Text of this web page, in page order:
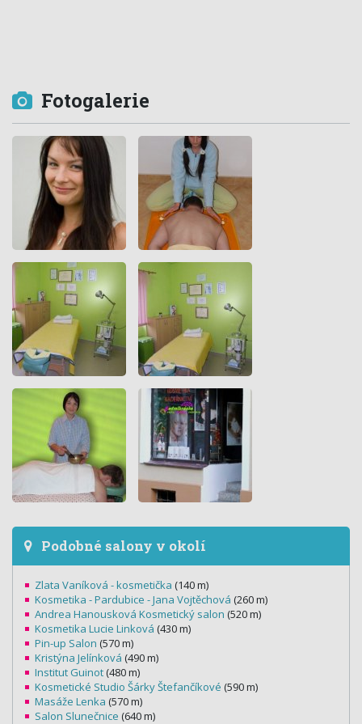
Fotogalerie
Podobné salony v okolí
Zlata Vaníková - kosmetička (140 m)
Kosmetika - Pardubice - Jana Vojtěchová (260 m)
Andrea Hanousková Kosmetický salon (520 m)
Kosmetika Lucie Linková (430 m)
Pin-up Salon (570 m)
Kristýna Jelínková (490 m)
Institut Guinot (480 m)
Kosmetické Studio Šárky Štefančíkové (590 m)
Masáže Lenka (570 m)
Salon Slunečnice (640 m)